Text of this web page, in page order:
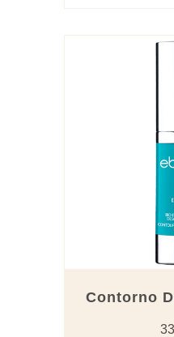
Contorno